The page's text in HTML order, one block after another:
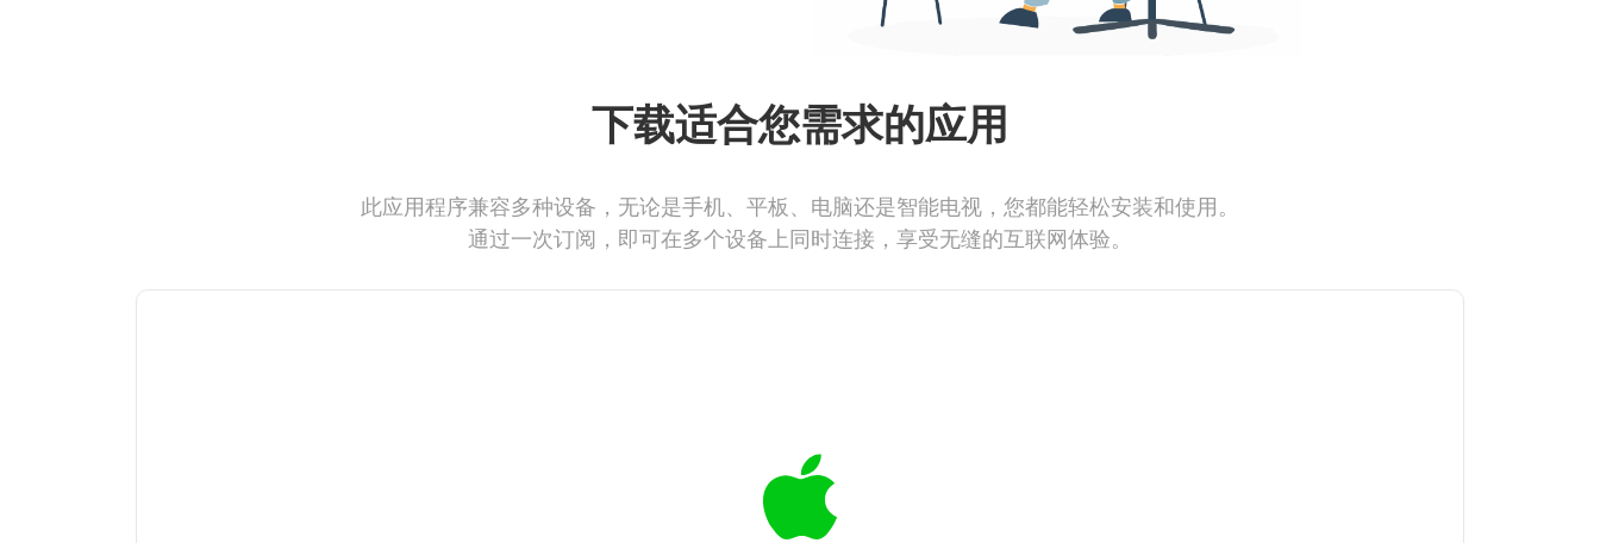
下载适合您需求的应用
此应用程序兼容多种设备，无论是手机、平板、电脑还是智能电视，您都能轻松安装和使用。
通过一次订阅，即可在多个设备上同时连接，享受无缝的互联网体验。